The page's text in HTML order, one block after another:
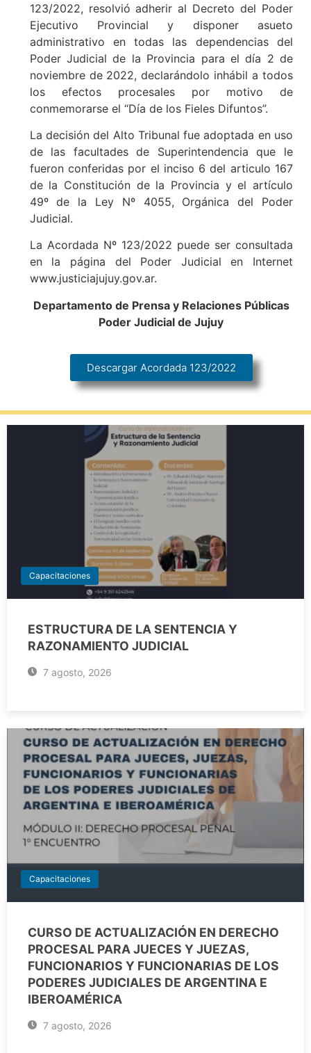
123/2022, resolvió adherir al Decreto del Poder
Ejecutivo Provincial y disponer asueto
administrativo en todas las dependencias del
Poder Judicial de la Provincia para el día 2 de
noviembre de 2022, declarándolo inhábil a todos
los efectos procesales por motivo de
conmemorarse el “Día de los Fieles Difuntos”.
La decisión del Alto Tribunal fue adoptada en uso
de las facultades de Superintendencia que le
fueron conferidas por el inciso 6 del articulo 167
de la Constitución de la Provincia y el artículo
49º de la Ley Nº 4055, Orgánica del Poder
Judicial.
La Acordada Nº 123/2022 puede ser consultada
en la página del Poder Judicial en Internet
www.justiciajujuy.gov.ar.
Departamento de Prensa y Relaciones Públicas
Poder Judicial de Jujuy
Descargar Acordada 123/2022
Capacitaciones
ESTRUCTURA DE LA SENTENCIA Y
RAZONAMIENTO JUDICIAL
7 agosto, 2026
Capacitaciones
CURSO DE ACTUALIZACIÓN EN DERECHO
PROCESAL PARA JUECES Y JUEZAS,
FUNCIONARIOS Y FUNCIONARIAS DE LOS
PODERES JUDICIALES DE ARGENTINA E
IBEROAMÉRICA
7 agosto, 2026